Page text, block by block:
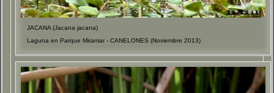
JACANA (Jacana jacana)
Laguna en Parque Miramar - CANELONES (Noviembre 2013)